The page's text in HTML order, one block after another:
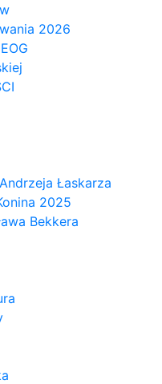
2026
Łaskarza
2025
Bekkera